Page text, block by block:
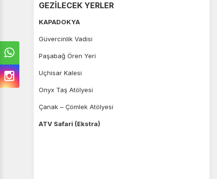
GEZİLECEK YERLER
KAPADOKYA
Güvercinlik Vadisi
Paşabağ Ören Yeri
Uçhisar Kalesi
Onyx Taş Atölyesi
Çanak – Çömlek Atölyesi
ATV Safari (Ekstra)